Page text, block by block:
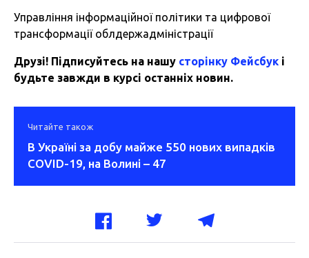
Управління інформаційної політики та цифрової
трансформації облдержадміністрації
Друзі! Підписуйтесь на нашу сторінку Фейсбук і
будьте завжди в курсі останніх новин.
Читайте також
В Україні за добу майже 550 нових випадків
COVID-19, на Волині – 47